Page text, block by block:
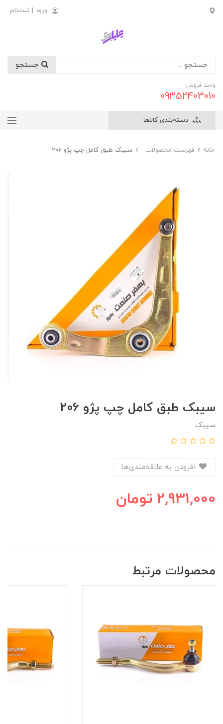
ورود | ثبت‌نام
واحد فروش
09352403010
دسته‌بندی کالاها
خانه فهرست محصولات سيبک طبق کامل چپ پژو 206
سيبک طبق کامل چپ پژو 206
سیبک
2,931,000 تومان
محصولات مرتبط